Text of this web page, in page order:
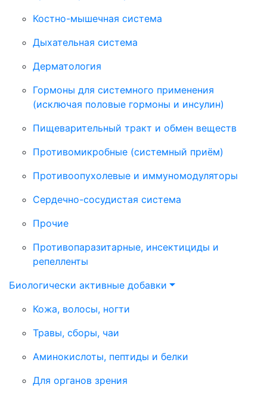
Костно-мышечная система
Дыхательная система
Дерматология
Гормоны для системного применения
(исключая половые гормоны и инсулин)
Пищеварительный тракт и обмен веществ
Противомикробные (системный приём)
Противоопухолевые и иммуномодуляторы
Сердечно-сосудистая система
Прочие
Противопаразитарные, инсектициды и
репелленты
Биологически активные добавки
Кожа, волосы, ногти
Травы, сборы, чаи
Аминокислоты, пептиды и белки
Для органов зрения